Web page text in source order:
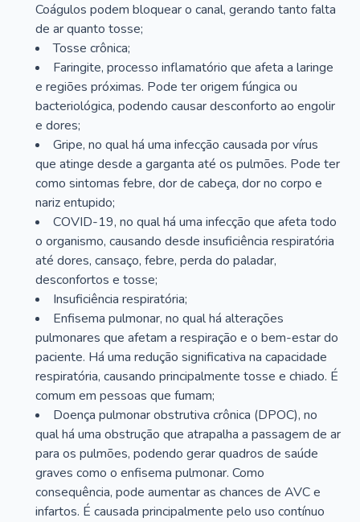
Coágulos podem bloquear o canal, gerando tanto falta
de ar quanto tosse;
Tosse crônica;
Faringite, processo inflamatório que afeta a laringe
e regiões próximas. Pode ter origem fúngica ou
bacteriológica, podendo causar desconforto ao engolir
e dores;
Gripe, no qual há uma infecção causada por vírus
que atinge desde a garganta até os pulmões. Pode ter
como sintomas febre, dor de cabeça, dor no corpo e
nariz entupido;
COVID-19, no qual há uma infecção que afeta todo
o organismo, causando desde insuficiência respiratória
até dores, cansaço, febre, perda do paladar,
desconfortos e tosse;
Insuficiência respiratória;
Enfisema pulmonar, no qual há alterações
pulmonares que afetam a respiração e o bem-estar do
paciente. Há uma redução significativa na capacidade
respiratória, causando principalmente tosse e chiado. É
comum em pessoas que fumam;
Doença pulmonar obstrutiva crônica (DPOC), no
qual há uma obstrução que atrapalha a passagem de ar
para os pulmões, podendo gerar quadros de saúde
graves como o enfisema pulmonar. Como
consequência, pode aumentar as chances de AVC e
infartos. É causada principalmente pelo uso contínuo